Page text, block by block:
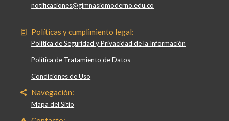
notificaciones@gimnasiomoderno.edu.co
Políticas y cumplimiento legal:
Política de Seguridad y Privacidad de la Información
Política de Tratamiento de Datos
Condiciones de Uso
Navegación:
Mapa del Sitio